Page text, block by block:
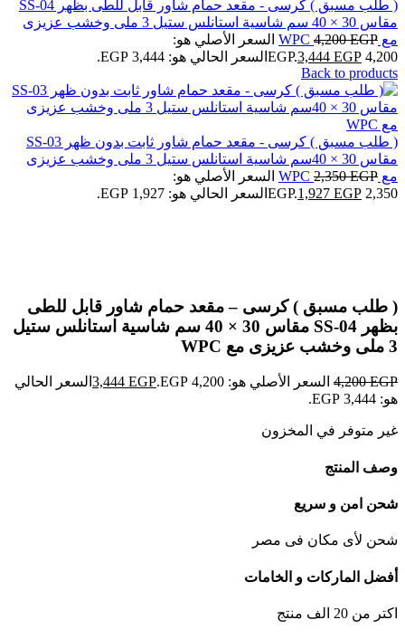
( طلب مسبق ) كرسى - مقعد حمام شاور قابل للطى بظهر SS-04
مقاس 30 × 40 سم شاسية استانلس ستيل 3 ملى وخشب عزيزى
مع WPC
4,200EGP
السعر الأصلي هو:
4,200 EGP.
3,444 EGP
السعر الحالي هو: 3,444 EGP.
Back to products
( طلب مسبق ) كرسى - مقعد حمام شاور ثابت بدون ظهر SS-03
مقاس 30 × 40سم شاسية استانلس ستيل 3 ملى وخشب عزيزى
مع WPC
2,350EGP
السعر الأصلي هو:
2,350 EGP.
1,927 EGP
السعر الحالي هو: 1,927 EGP.
( طلب مسبق ) كرسى – مقعد حمام شاور قابل للطى
بظهر SS-04 مقاس 30 × 40 سم شاسية استانلس ستيل
3 ملى وخشب عزيزى مع WPC
4,200EGP السعر الأصلي هو: 4,200 EGP. 3,444 EGP
السعر الحالي
هو: 3,444 EGP.
غير متوفر في المخزون
وصف المنتج
شحن امن و سريع
شحن لأى مكان فى مصر
أفضل الماركات و الخامات
اكتر من 20 الف منتج